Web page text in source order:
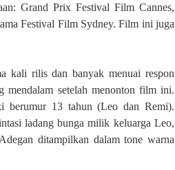
Grand Prix Festival Film Cannes,
Festival Film Sydney. Film ini juga
kali rilis dan banyak menuai respon
mendalam setelah menonton film ini.
berumur 13 tahun (Leo dan Remi).
ladang bunga milik keluarga Leo,
ditampilkan dalam tone warna